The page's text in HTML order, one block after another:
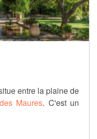
entre la plaine de
Maures. C'est un